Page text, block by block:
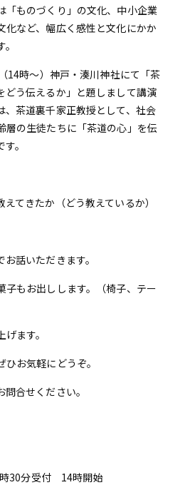
「ものづくり」の文化、中小企業
化など、幅広く感性と文化にかか
14時～）神戸・湊川神社にて「茶
う伝えるか」と題しまして講演
、茶道裏千家正教授として、社会
層の生徒たちに「茶道の心」を伝
。
てきたか（どう教えているか）
話いただきます。
子もお出しします。（椅子、テー
ます。
お気軽にどうぞ。
合せください。
30分受付 14時開始